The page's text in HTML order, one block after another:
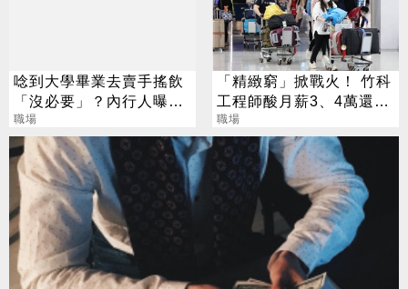
唸到大學畢業去賣手搖飲
「沒必要」？內行人曝薪
資：勝過銀行櫃檯
職場
「精緻窮」掀戰火！ 竹科
工程師酸月薪3、4萬還狂
出國：廉價又可悲
職場